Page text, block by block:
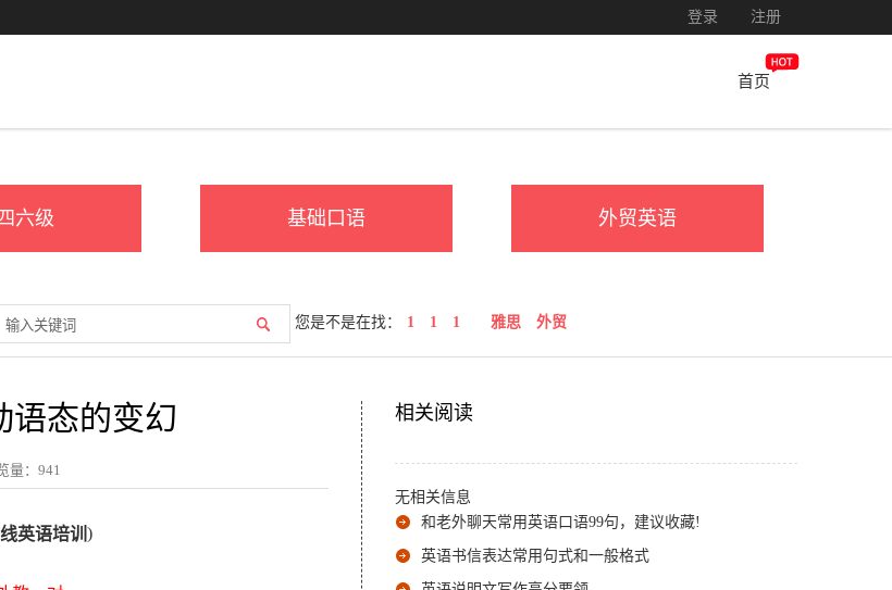
登录 注册
首页
六级 基础口语 外贸英语
您是不是在找： 1 1 1 雅思 外贸
语态的变幻
量： 941
英语培训 )
相关阅读
无相关信息
和老外聊天常用英语口语99句，建议收藏!
英语书信表达常用句式和一般格式